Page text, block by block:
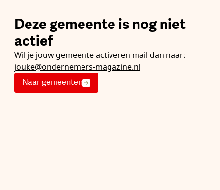
Deze gemeente is nog niet
actief
Wil je jouw gemeente activeren mail dan naar:
jouke@ondernemers-magazine.nl
Naar gemeenten